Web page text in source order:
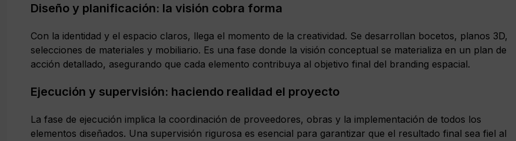
Diseño y planificación: la visión cobra forma
Con la identidad y el espacio claros, llega el momento de la creatividad. Se desarrollan bocetos, planos 3D,
selecciones de materiales y mobiliario. Es una fase donde la visión conceptual se materializa en un plan de
acción detallado, asegurando que cada elemento contribuya al objetivo final del branding espacial.
Ejecución y supervisión: haciendo realidad el proyecto
La fase de ejecución implica la coordinación de proveedores, obras y la implementación de todos los
elementos diseñados. Una supervisión rigurosa es esencial para garantizar que el resultado final sea fiel al